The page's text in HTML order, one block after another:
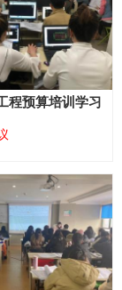
程预算培训学习